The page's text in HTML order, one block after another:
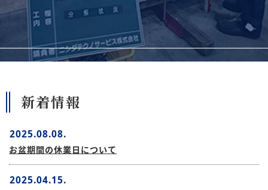
新着情報
2025.08.08.
お盆期間の休業日について
2025.04.15.